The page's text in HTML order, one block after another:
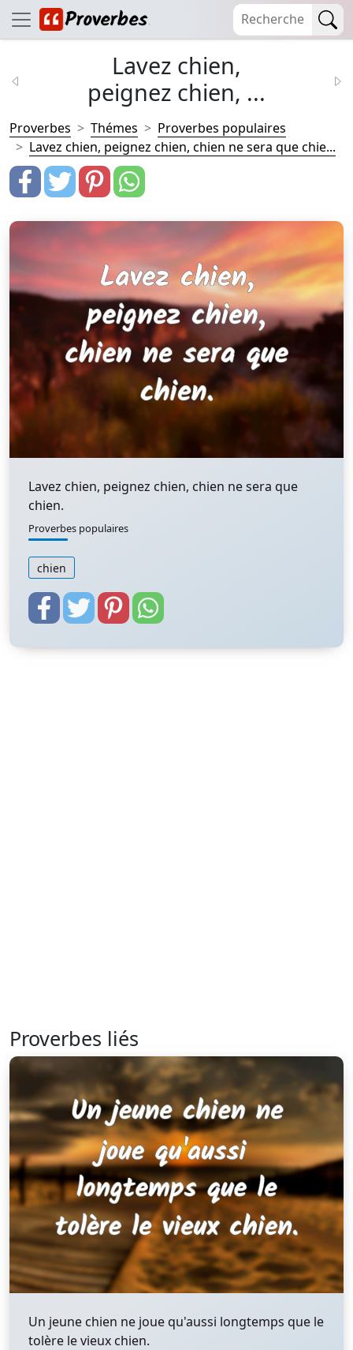
Lavez chien,
peignez chien, ...
Proverbes Thémes
Proverbes populaires
Lavez chien, peignez chien, chien ne sera que chie...
Lavez chien, peignez chien, chien ne sera que
chien.
Proverbes populaires
chien
Proverbes liés
Un jeune chien ne joue qu'aussi longtemps que le
tolère le vieux chien.